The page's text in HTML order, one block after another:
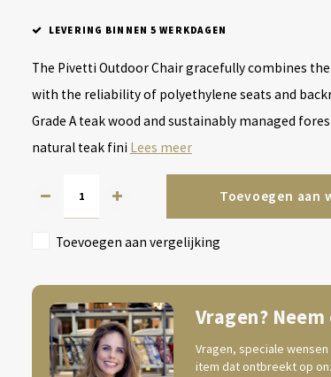
LEVERING BINNEN 5 WERKDAGEN
The Pivetti Outdoor Chair gracefully combines
with the reliability of polyethylene seats and
Grade A teak wood and sustainably managed
natural teak fini Lees meer
Toevoegen aan
Toevoegen aan vergelijking
Vragen?
Vragen, speciale
item dat ontbreekt op